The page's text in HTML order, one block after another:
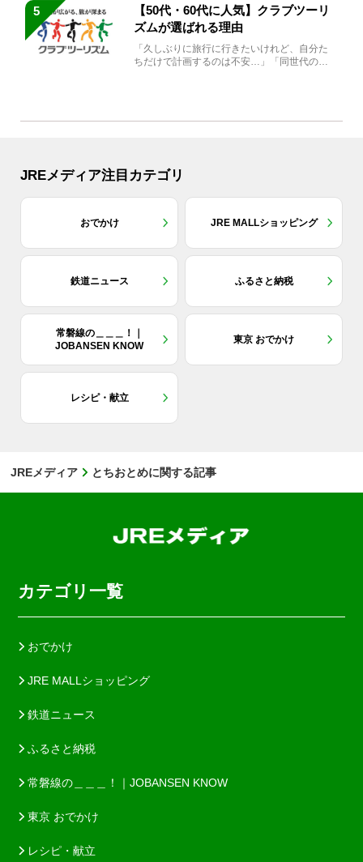
5
【50代・60代に人気】クラブツーリ
ズムが選ばれる理由
「久しぶりに旅行に行きたいけれど、自分た
ちだけで計画するのは不安…」「同世代の方
JREメディア注目カテゴリ
おでかけ JRE MALLショッピング
鉄道ニュース ふるさと納税
常磐線の＿＿＿！｜
JOBANSEN KNOW
東京 おでかけ
レシピ・献立
JREメディア とちおとめに関する記事
カテゴリ一覧
おでかけ
JRE MALLショッピング
鉄道ニュース
ふるさと納税
常磐線の＿＿＿！｜JOBANSEN KNOW
東京 おでかけ
レシピ・献立